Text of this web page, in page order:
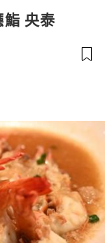
央泰